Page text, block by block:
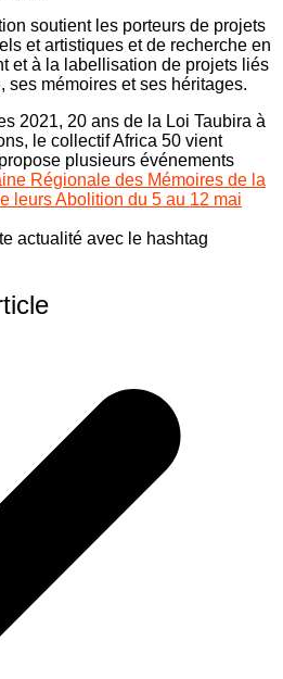
soutient les porteurs de projets
et artistiques et de recherche en
et à la labellisation de projets liés
ses mémoires et ses héritages.
2021, 20 ans de la Loi Taubira à
le collectif Africa 50 vient
plusieurs événements
Régionale des Mémoires de la
leurs Abolition du 5 au 12 mai
actualité avec le hashtag